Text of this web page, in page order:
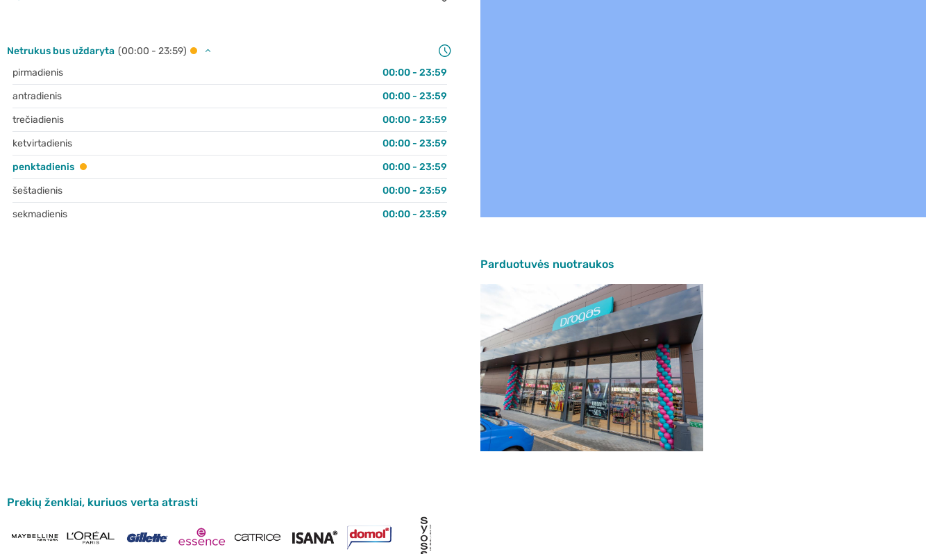
Netrukus bus uždaryta (00:00 - 23:59)
pirmadienis
00:00 - 23:59
antradienis
00:00 - 23:59
trečiadienis
00:00 - 23:59
ketvirtadienis
00:00 - 23:59
penktadienis
00:00 - 23:59
šeštadienis
00:00 - 23:59
sekmadienis
00:00 - 23:59
Parduotuvės nuotraukos
Prekių ženklai, kuriuos verta atrasti